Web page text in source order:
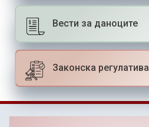
Вести за даноците
Законска регулатива